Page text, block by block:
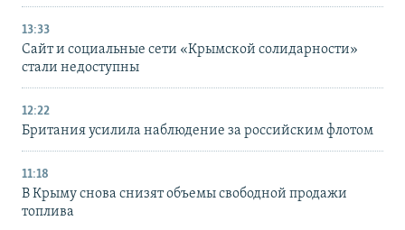
13:33
Сайт и социальные сети «Крымской солидарности»
стали недоступны
12:22
Британия усилила наблюдение за российским флотом
11:18
В Крыму снова снизят объемы свободной продажи
топлива